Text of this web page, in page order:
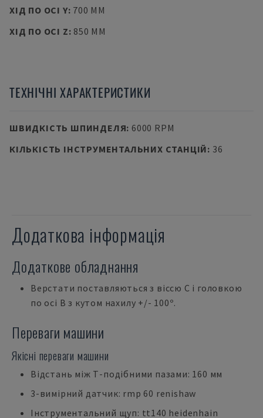
ХІД ПО ОСІ Y: 700 MM
ХІД ПО ОСІ Z: 850 MM
ТЕХНІЧНІ ХАРАКТЕРИСТИКИ
ШВИДКІСТЬ ШПИНДЕЛЯ: 6000 RPM
КІЛЬКІСТЬ ІНСТРУМЕНТАЛЬНИХ СТАНЦІЙ: 36
Додаткова інформація
Додаткове обладнання
Верстати поставляються з віссю С і головкою
по осі В з кутом нахилу +/- 100º.
Переваги машини
Якісні переваги машини
Відстань між Т-подібними пазами: 160 мм
3-вимірний датчик: rmp 60 renishaw
Інструментальний щуп: tt140 heidenhain